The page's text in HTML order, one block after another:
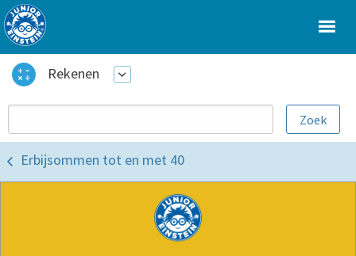
Rekenen
Erbijsommen tot en met 40